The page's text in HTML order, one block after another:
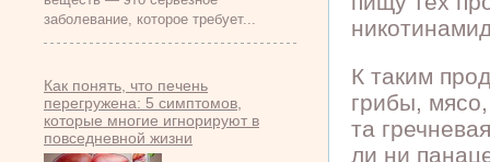
заболевание, которое требует...
Как понять, что печень
перегружена: 5 симптомов,
которые многие игнорируют в
повседневной жизни
К таким
грибы,
та
ли ни